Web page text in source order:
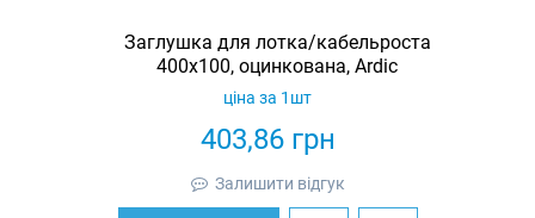
Заглушка для лотка/кабельроста
400х100, оцинкована, Ardic
403,86грн
ціна за 1шт
Залишити відгук